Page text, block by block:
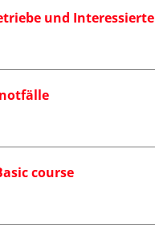
und Interessierte
course